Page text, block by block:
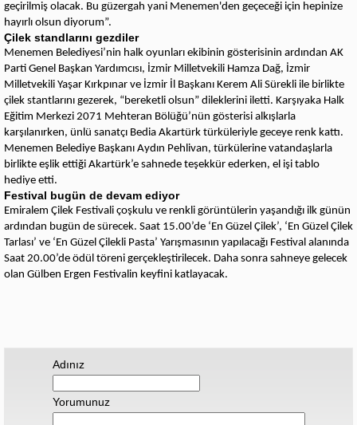
geçirilmiş olacak. Bu güzergah yani Menemen'den geçeceği için hepinize
hayırlı olsun diyorum”.
Çilek standlarını gezdiler
Menemen Belediyesi’nin halk oyunları ekibinin gösterisinin ardından AK
Parti Genel Başkan Yardımcısı, İzmir Milletvekili Hamza Dağ, İzmir
Milletvekili Yaşar Kırkpınar ve İzmir İl Başkanı Kerem Ali Sürekli ile birlikte
çilek stantlarını gezerek, “bereketli olsun” dileklerini iletti. Karşıyaka Halk
Eğitim Merkezi 2071 Mehteran Bölüğü’nün gösterisi alkışlarla
karşılanırken, ünlü sanatçı Bedia Akartürk türküleriyle geceye renk kattı.
Menemen Belediye Başkanı Aydın Pehlivan, türkülerine vatandaşlarla
birlikte eşlik ettiği Akartürk’e sahnede teşekkür ederken, el işi tablo
hediye etti.
Festival bugün de devam ediyor
Emiralem Çilek Festivali çoşkulu ve renkli görüntülerin yaşandığı ilk günün
ardından bugün de sürecek. Saat 15.00’de ‘En Güzel Çilek’, ‘En Güzel Çilek
Tarlası’ ve ‘En Güzel Çilekli Pasta’ Yarışmasının yapılacağı Festival alanında
Saat 20.00’de ödül töreni gerçekleştirilecek. Daha sonra sahneye gelecek
olan Gülben Ergen Festivalin keyfini katlayacak.
Adınız
Yorumunuz